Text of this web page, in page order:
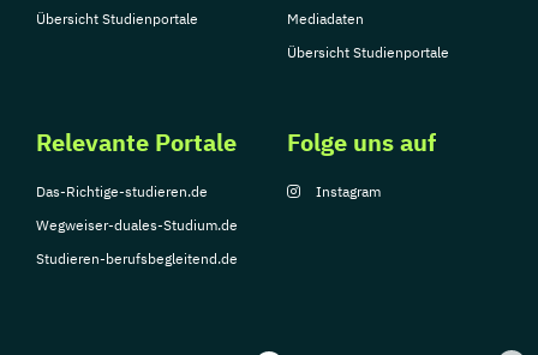
Übersicht Studienportale
Mediadaten
Übersicht Studienportale
Relevante Portale
Das-Richtige-studieren.de
Wegweiser-duales-Studium.de
Studieren-berufsbegleitend.de
Folge uns auf
Instagram